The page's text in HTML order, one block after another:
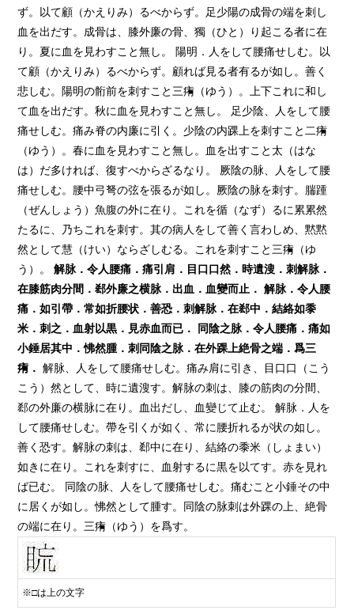
ず。以て顧（かえりみ）るべからず。足少陽の成骨の端を刺し
血を出だす。成骨は、膝外廉の骨、獨（ひと）り起こる者に在
り。夏に血を見わすこと無し。 陽明．人をして腰痛せしむ。以
て顧（かえりみ）るべからず。顧れば見る者有るが如し。善く
悲しむ。陽明の䯒前を刺すこと三痏（ゆう）。上下これに和し
て血を出だす。秋に血を見わすこと無し。 足少陰、人をして腰
痛せしむ。痛み脊の内廉に引く。少陰の内踝上を刺すこと二痏
（ゆう）。春に血を見わすこと無し。血を出すこと太（はな
は）だ多ければ、復すべからざるなり。 厥陰の脉、人をして腰
痛せしむ。腰中弓弩の弦を張るが如し。厥陰の脉を刺す。腨踵
（ぜんしょう）魚腹の外に在り。これを循（なず）るに累累然
たるに、乃ちこれを刺す。其の病人をして善く言わしめ、黙黙
然として慧（けい）ならざしむる。これを刺すこと三痏（ゆ
う）。解脉．令人腰痛．痛引肩．目口口然．時遺溲．刺解脉．
在膝筋肉分間．郄外廉之横脉．出血．血變而止． 解脉．令人腰
痛．如引帶．常如折腰状．善恐．刺解脉．在郄中．結絡如黍
米．刺之．血射以黒．見赤血而已．
同陰之脉．令人腰痛．痛如
小錘居其中．怫然腫．刺同陰之脉．在外踝上絶骨之端．爲三
痏 ． 解脉、人をして腰痛せしむ。痛み肩に引き、目口口（こう
こう）然として、時に遺溲す。解脉の刺は、膝の筋肉の分間、
郄の外廉の横脉に在り。血出だし、血變じて止む。 解脉．人を
して腰痛せしむ。帶を引くが如く、常に腰折れるが状の如し。
善く恐す。解脉の刺は、郄中に在り、結絡の黍米（しょまい）
如きに在り。これを刺すに、血射するに黒を以てす。赤を見れ
ば已む。 同陰の脉、人をして腰痛せしむ。痛むこと小錘その中
に居くが如し。怫然として腫す。同陰の脉刺は外踝の上、絶骨
の端に在り。三痏（ゆう）を爲す。
※□は上の文字